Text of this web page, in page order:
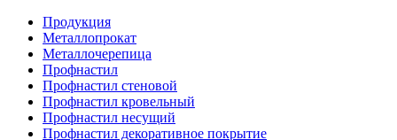
Продукция
Металлопрокат
Металлочерепица
Профнастил
Профнастил стеновой
Профнастил кровельный
Профнастил несущий
Профнастил декоративное покрытие